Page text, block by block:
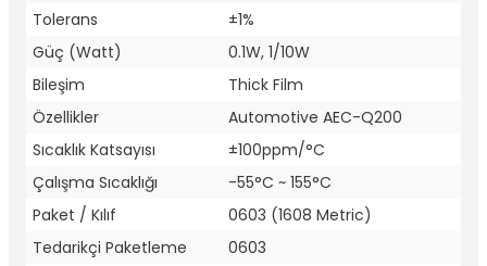
Tolerans
±1%
Güç (Watt)
0.1W, 1/10W
Bileşim
Thick Film
Özellikler
Automotive AEC-Q200
Sıcaklık Katsayısı
±100ppm/°C
Çalışma Sıcaklığı
-55°C ~ 155°C
Paket / Kılıf
0603 (1608 Metric)
Tedarikçi Paketleme
0603